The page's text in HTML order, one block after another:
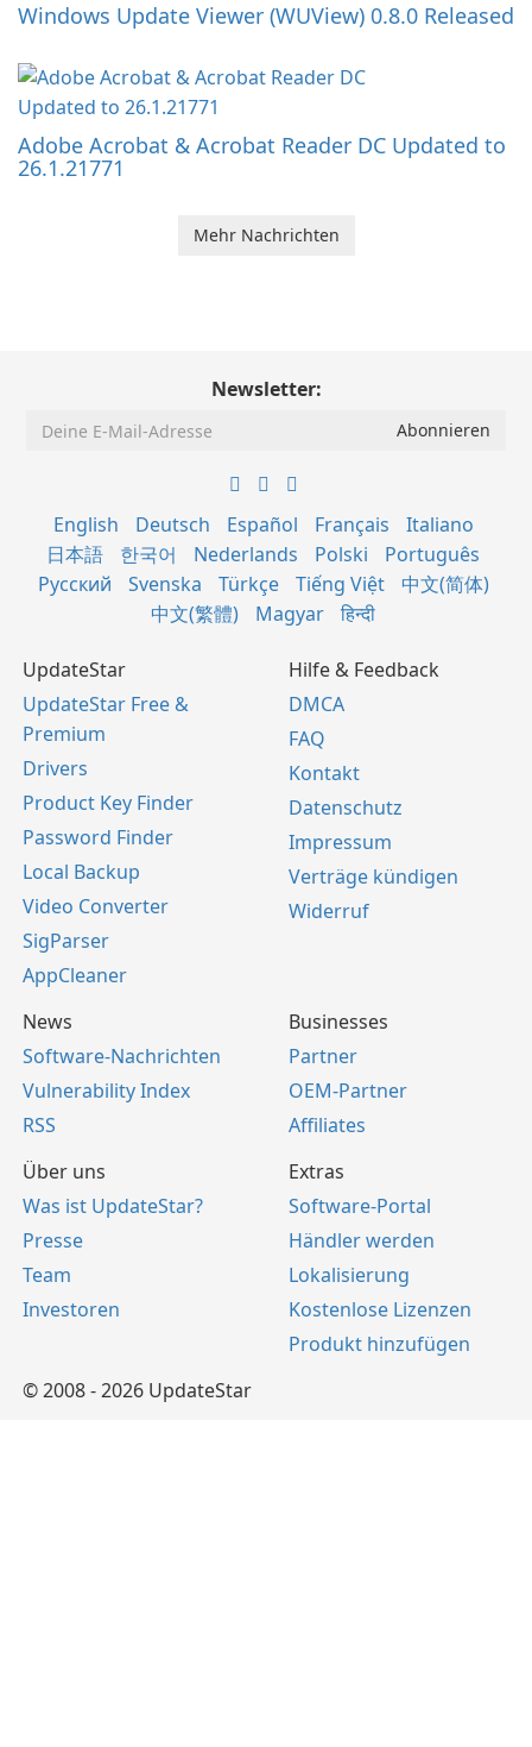
Windows Update Viewer (WUView) 0.8.0 Released
Adobe Acrobat & Acrobat Reader DC Updated to
26.1.21771
Mehr Nachrichten
Newsletter:
English Deutsch Español Français
Italiano
日本語
한국어 Nederlands Polski
Português
Русский
Svenska Türkçe Tiếng Việt
中文(简体)
中文(繁體)
Magyar हिन्दी
UpdateStar
UpdateStar Free &
Premium
Drivers
Product Key Finder
Password Finder
Local Backup
Video Converter
SigParser
AppCleaner
Hilfe & Feedback
DMCA
FAQ
Kontakt
Datenschutz
Impressum
Verträge kündigen
Widerruf
News
Software-Nachrichten
Vulnerability Index
RSS
Businesses
Partner
OEM-Partner
Affiliates
Über uns
Was ist UpdateStar?
Presse
Team
Investoren
Extras
Software-Portal
Händler werden
Lokalisierung
Kostenlose Lizenzen
Produkt hinzufügen
© 2008 - 2026 UpdateStar